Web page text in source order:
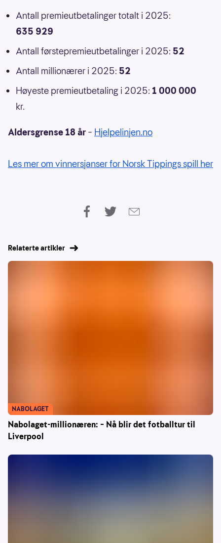
Antall premieutbetalinger totalt i 2025:
635 929
Antall førstepremieutbetalinger i 2025: 52
Antall millionærer i 2025: 52
Høyeste premieutbetaling i 2025: 1 000 000
kr.
Aldersgrense 18 år – Hjelpelinjen.no
Les mer om vinnersjanser for Norsk Tippings spill her
Relaterte artikler
Nabolaget-millionæren: – Nå blir det fotballtur til
Liverpool
NABOLAGET